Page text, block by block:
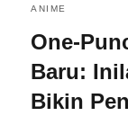
ANIME
One-
Baru:
Bikin